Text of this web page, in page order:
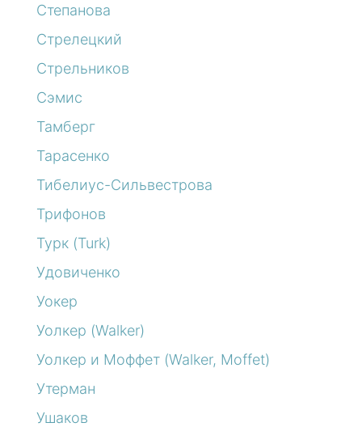
Степанова
Стрелецкий
Стрельников
Сэмис
Тамберг
Тарасенко
Тибелиус-Сильвестрова
Трифонов
Турк (Turk)
Удовиченко
Уокер
Уолкер (Walker)
Уолкер и Моффет (Walker, Moffet)
Утерман
Ушаков